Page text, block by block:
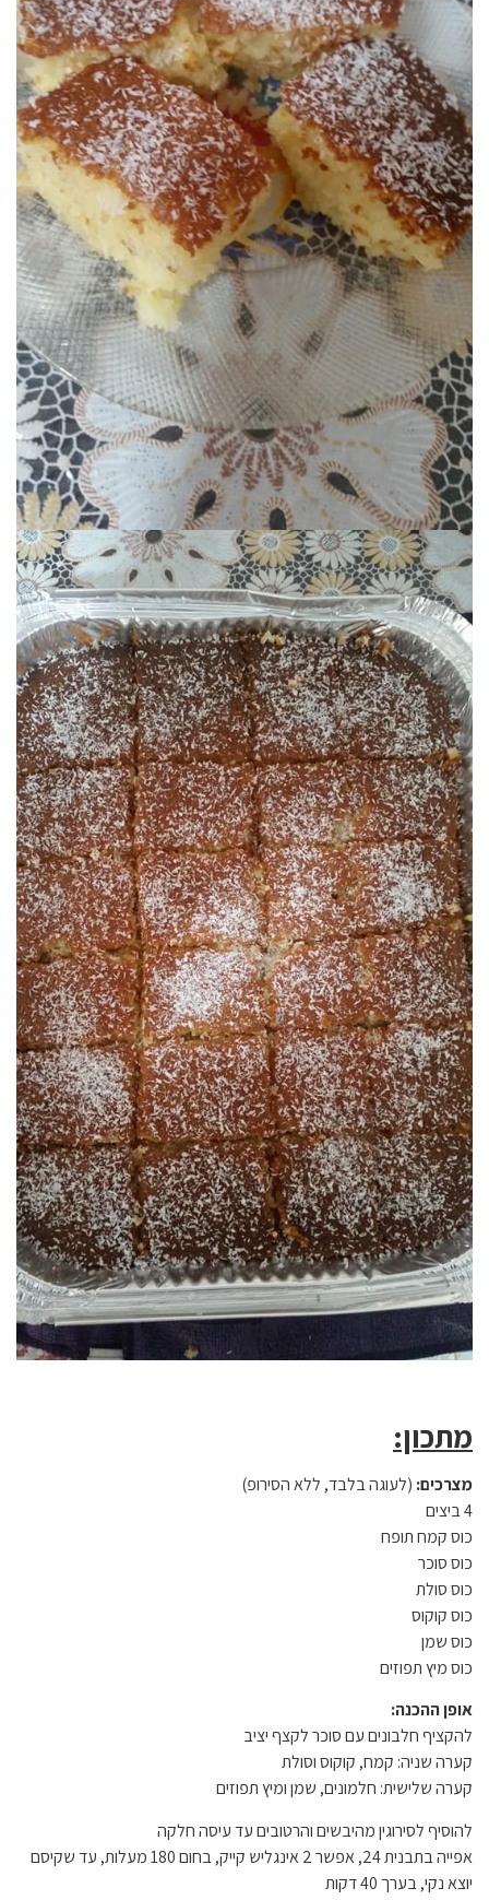
מתכון:
מצרכים: (לעוגה בלבד, ללא הסירופ)
4 ביצים
כוס קמח תופח
כוס סוכר
כוס סולת
כוס קוקוס
כוס שמן
כוס מיץ תפוזים
אופן ההכנה:
להקציף חלבונים עם סוכר לקצף יציב
קערה שניה: קמח, קוקוס וסולת
קערה שלישית: חלמונים, שמן ומיץ תפוזים
להוסיף לסירוגין מהיבשים והרטובים עד עיסה חלקה
אפייה בתבנית 24, אפשר 2 אינגליש קייק, בחום 180 מעלות, עד שקיסם
יוצא נקי, בערך 40 דקות